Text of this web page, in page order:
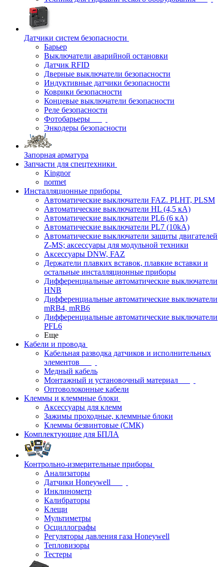
Датчики систем безопасности
Барьер
Выключатели аварийной остановки
Датчик RFID
Дверные выключатели безопасности
Индуктивные датчики безопасности
Коврики безопасности
Концевые выключатели безопасности
Реле безопасности
Фотобарьеры
Энкодеры безопасности
Запорная арматура
Запчасти для спецтехники
Kingnor
normet
Инсталляционные приборы
Автоматические выключатели FAZ. PLHT, PLSM
Автоматические выключатели HL (4,5 кА)
Автоматические выключатели PL6 (6 кА)
Автоматические выключатели PL7 (10kA)
Автоматические выключатели защиты двигателей
Z-MS; аксессуары для модульной техники
Аксессуары DNW, FAZ
Держатели плавких вставок, плавкие вставки и
остальные инсталляционные приборы
Дифференциальные автоматические выключатели
HNB
Дифференциальные автоматические выключатели
mRB4, mRB6
Дифференциальные автоматические выключатели
PFL6
Еще
Кабели и провода
Кабельная разводка датчиков и исполнительных
элементов
Медный кабель
Монтажный и установочный материал
Оптоволоконные кабели
Клеммы и клеммные блоки
Аксессуары для клемм
Зажимы проходные, клеммные блоки
Клеммы безвинтовые (СМК)
Комплектующие для БПЛА
Контрольно-измерительные приборы
Анализаторы
Датчики Honeywell
Инклинометр
Калибраторы
Клещи
Мультиметры
Осциллографы
Регуляторы давления газа Honeywell
Тепловизоры
Тестеры